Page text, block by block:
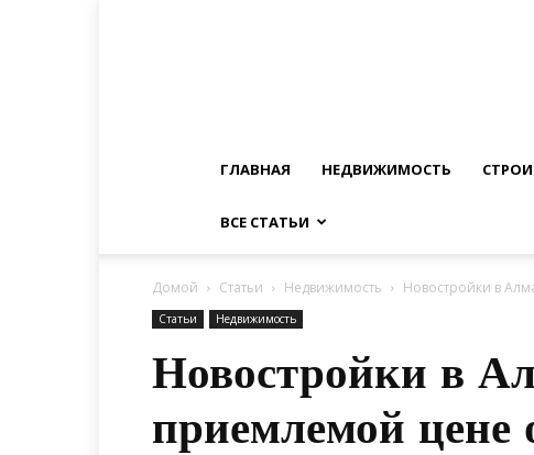
ГЛАВНАЯ НЕДВИЖИМОСТЬ
ВСЕ СТАТЬИ
Домой Статьи Недвижимость Новостройки в
Статьи Недвижимость
Новостройки в
приемлемой цене